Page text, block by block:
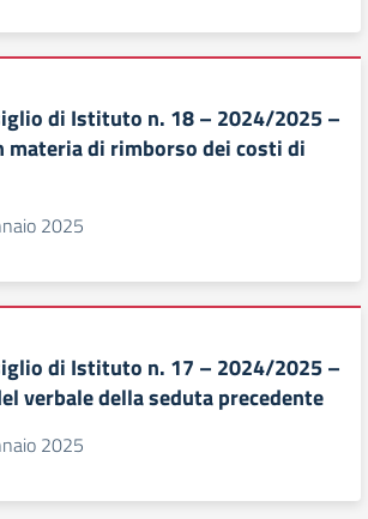
di Istituto n. 18 – 2024/2025 –
materia di rimborso dei costi di
2025
di Istituto n. 17 – 2024/2025 –
verbale della seduta precedente
2025